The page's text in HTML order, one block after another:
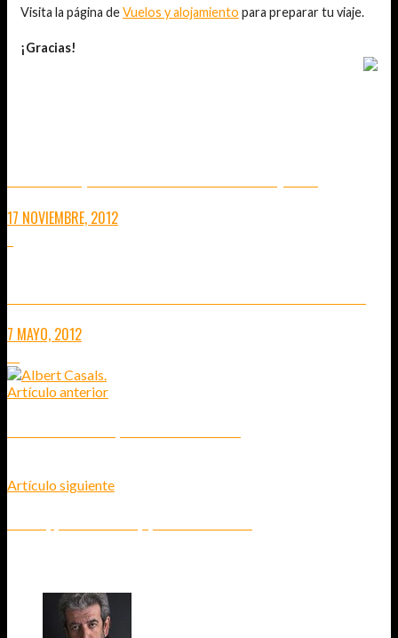
Visita la página deVuelos y alojamiento para preparar tu viaje.
¡Gracias!
17 NOVIEMBRE, 2012
7 MAYO, 2012
Artículo anterior
Artículo siguiente